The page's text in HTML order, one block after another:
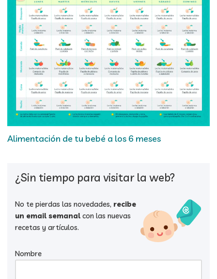
Alimentación de tu bebé a los 6 meses
¿Sin tiempo para visitar la web?
No te pierdas las novedades, recibe
un email semanal con las nuevas
recetas y artículos.
Nombre